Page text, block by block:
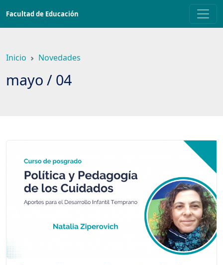
contenido
Facultad de Educación
Inicio Novedades
mayo / 04